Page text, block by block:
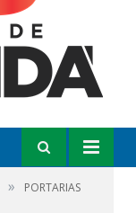
»
PORTARIAS